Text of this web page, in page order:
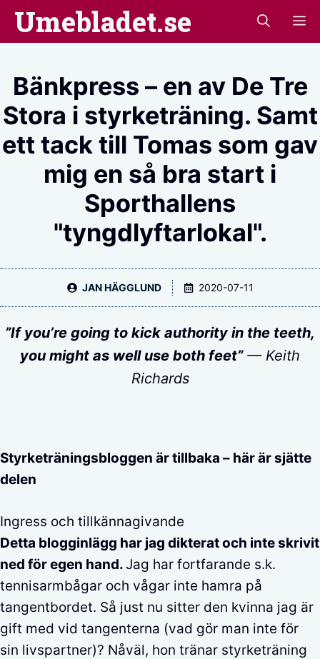
Hoppa
Umebladet.se
Bänkpress – en av De Tre
Stora i styrketräning. Samt
ett tack till Tomas som gav
mig en så bra start i
Sporthallens
"tyngdlyftarlokal".
JAN HÄGGLUND 2020-07-11
”If you’re going to kick authority in the teeth,
you might as well use both feet”— Keith
Richards
Styrketräningsbloggen är tillbaka – här är sjätte
delen
Ingress och tillkännagivande
Detta blogginlägg har jag dikterat och inte skrivit
ned för egen hand. Jag har fortfarande s.k.
tennisarmbågar och vågar inte hamra på
tangentbordet. Så just nu sitter den kvinna jag är
gift med vid tangenterna (vad gör man inte för
sin livspartner)? Nåväl, hon tränar styrketräning